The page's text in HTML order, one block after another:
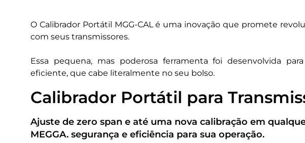
O Calibrador Portátil MGG-CAL é uma inovação que promete
com seus transmissores.
Essa pequena, mas poderosa ferramenta foi desenvolvida
eficiente, que cabe literalmente no seu bolso.
Calibrador Portátil para
Ajuste de zero span e até uma nova calibração em
MEGGA. segurança e eficiência para sua operação.